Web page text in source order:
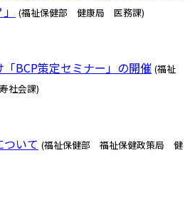
(福祉保健部 健康局 医務課)
BCP策定セミナー」の開催 (福祉
社会課)
いて (福祉保健部 福祉保健政策局 健